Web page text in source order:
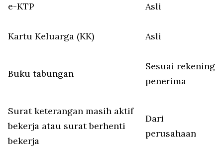
e-KTP Asli
Kartu Keluarga (KK) Asli
Buku tabungan
Sesuai rekening
penerima
Surat keterangan masih aktif
bekerja atau surat berhenti
bekerja
Dari
perusahaan